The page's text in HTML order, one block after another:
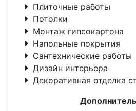
Плиточные работы
Потолки
Монтаж гипсокартона
Напольные покрытия
Сантехнические работы
Дизайн интерьера
Декоративная отделка